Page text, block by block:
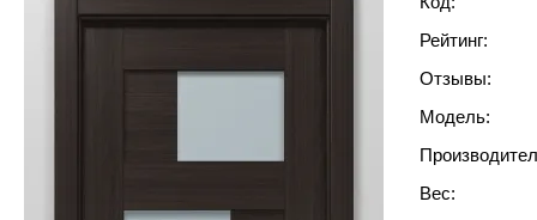
Рейтинг:
Отзывы:
Модель:
Вес: